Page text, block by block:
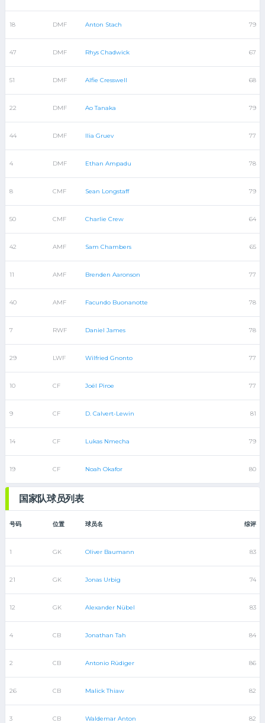
18 DMF Anton Stach 79
47 DMF Rhys Chadwick 67
51 DMF Alfie Cresswell 68
22 DMF Ao Tanaka 79
44 DMF Ilia Gruev 77
4 DMF Ethan Ampadu 78
8 CMF Sean Longstaff 79
50 CMF Charlie Crew 64
42 AMF Sam Chambers 65
11 AMF Brenden Aaronson 77
40 AMF Facundo Buonanotte 78
7 RWF Daniel James 78
29 LWF Wilfried Gnonto 77
10 CF Joël Piroe 77
9 CF D. Calvert-Lewin 81
14 CF Lukas Nmecha 79
19 CF Noah Okafor 80
国家队球员列表
号码 位置 球员名 综评
1 GK Oliver Baumann 83
21 GK Jonas Urbig 74
12 GK Alexander Nübel 83
4 CB Jonathan Tah 84
2 CB Antonio Rüdiger 86
26 CB Malick Thiaw 82
3 CB Waldemar Anton 82